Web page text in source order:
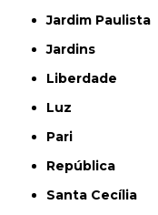
Jardim Paulista
Jardins
Liberdade
Luz
Pari
República
Santa Cecília